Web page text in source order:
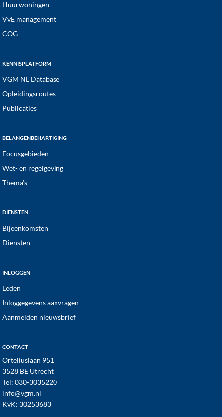
Huurwoningen
VvE management
COG
KENNISPLATFORM
VGM NL Database
Opleidingsroutes
Publicaties
BELANGENBEHARTIGING
Focusgebieden
Wet- en regelgeving
Thema’s
DIENSTEN
Bijeenkomsten
Diensten
INLOGGEN
Leden
Inloggegevens aanvragen
Aanmelden nieuwsbrief
CONTACT
Orteliuslaan 951
3528 BE Utrecht
Tel: 030-3035220
info@vgm.nl
KvK: 30253683